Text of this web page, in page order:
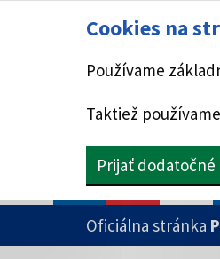
Cookies na
Používame
Taktiež
Prijať dodatočné
PRESKOČIŤ NA HLAVNÝ
Oficiálna stránka